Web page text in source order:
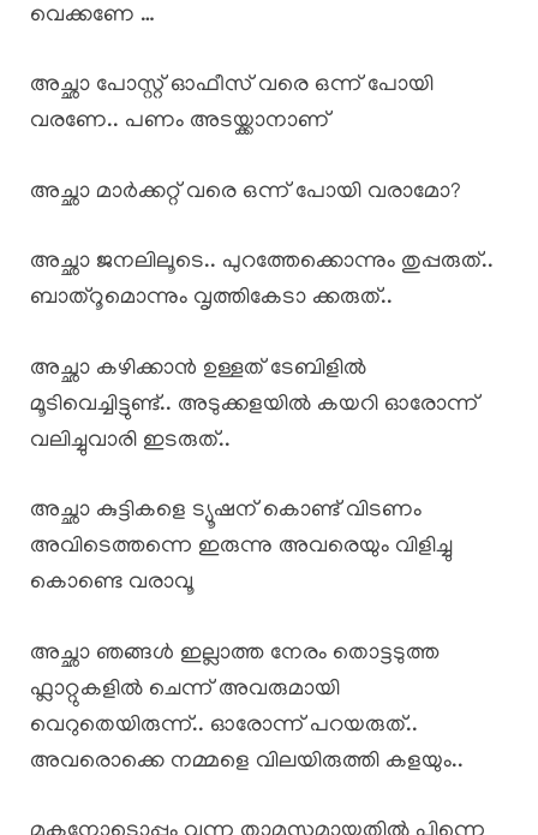
വെക്കണേ …
അച്ഛാ പോസ്റ്റ് ഓഫീസ് വരെ ഒന്ന് പോയി
വരണേ.. പണം അടയ്ക്കാനാണ്
അച്ഛാ മാർക്കറ്റ് വരെ ഒന്ന് പോയി വരാമോ?
അച്ഛാ ജനലിലൂടെ.. പുറത്തേക്കൊന്നും തുപ്പരുത്..
ബാത്റൂമൊന്നും വൃത്തികേടാ ക്കരുത്..
അച്ഛാ കഴിക്കാൻ ഉള്ളത് ടേബിളിൽ
മൂടിവെച്ചിട്ടുണ്ട്.. അടുക്കളയിൽ കയറി ഓരോന്ന്
വലിച്ചുവാരി ഇടരുത്..
അച്ഛാ കുട്ടികളെ ട്യൂഷന് കൊണ്ട് വിടണം
അവിടെത്തന്നെ ഇരുന്നു അവരെയും വിളിച്ചു
കൊണ്ടെ വരാവൂ
അച്ഛാ ഞങ്ങൾ ഇല്ലാത്ത നേരം തൊട്ടടുത്ത
ഫ്ലാറ്റുകളിൽ ചെന്ന് അവരുമായി
വെറുതെയിരുന്ന്.. ഓരോന്ന് പറയരുത്..
അവരൊക്കെ നമ്മളെ വിലയിരുത്തി കളയും..